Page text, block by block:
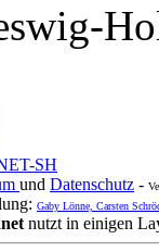
SH
und Datenschutz -
Gaby Lönne, Carsten
nutzt in einigen